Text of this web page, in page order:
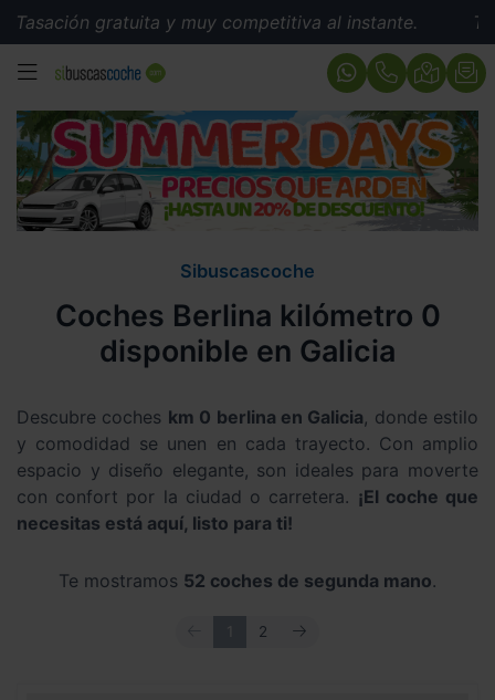
gratuita y muy competitiva al instante. Tasación
MENÚ
Sibuscascoche
Coches Berlina kilómetro 0
disponible en Galicia
Descubre coches km 0 berlina en Galicia, donde estilo
y comodidad se unen en cada trayecto. Con amplio
espacio y diseño elegante, son ideales para moverte
con confort por la ciudad o carretera. ¡El coche que
necesitas está aquí, listo para ti!
Te mostramos 52 coches de segunda mano.
ANTERIOR
2 SIGUIENTE